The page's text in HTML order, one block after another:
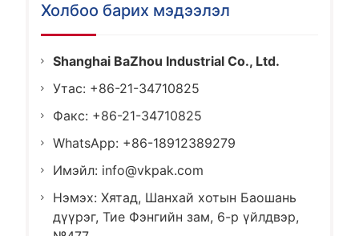
Холбоо барих мэдээлэл
Shanghai BaZhou Industrial Co., Ltd.
Утас: +86-21-34710825
Факс: +86-21-34710825
WhatsApp: +86-18912389279
Имэйл: info@vkpak.com
Нэмэх: Хятад, Шанхай хотын Баошань
дүүрэг, Тие Фэнгийн зам, 6-р үйлдвэр,